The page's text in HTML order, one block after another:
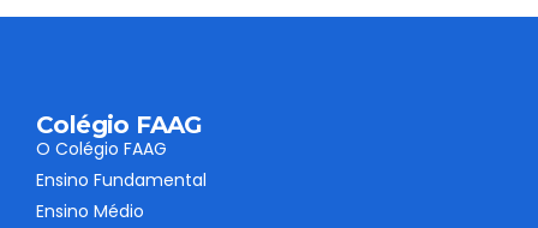
Colégio FAAG
O Colégio FAAG
Ensino Fundamental
Ensino Médio